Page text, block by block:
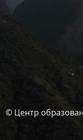
© Центр